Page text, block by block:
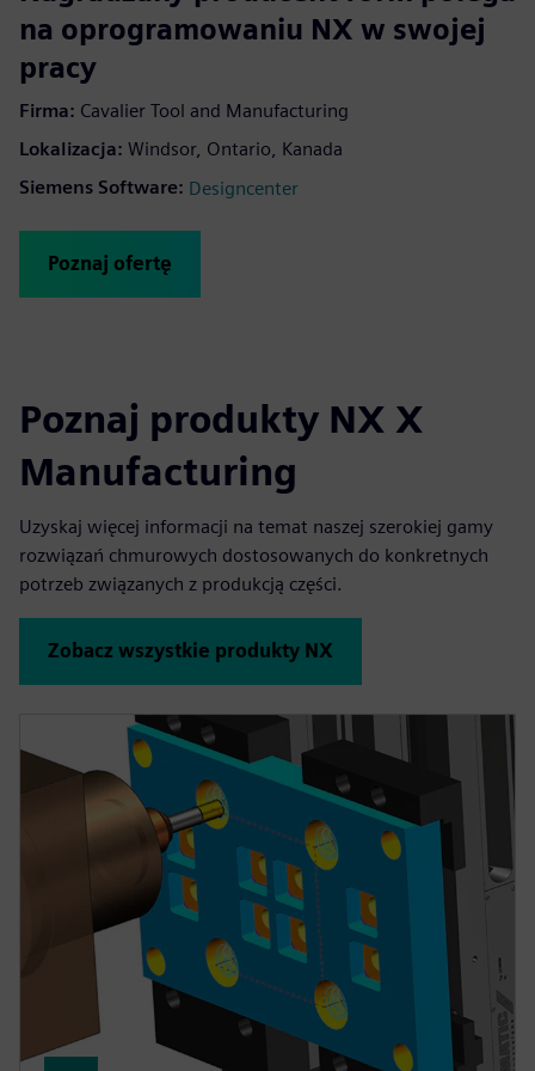
na oprogramowaniu NX w swojej
pracy
Firma: Cavalier Tool and Manufacturing
Lokalizacja: Windsor, Ontario, Kanada
Siemens Software: Designcenter
Poznaj ofertę
Poznaj produkty NX X
Manufacturing
Uzyskaj więcej informacji na temat naszej szerokiej gamy
rozwiązań chmurowych dostosowanych do konkretnych
potrzeb związanych z produkcją części.
Zobacz wszystkie produkty NX